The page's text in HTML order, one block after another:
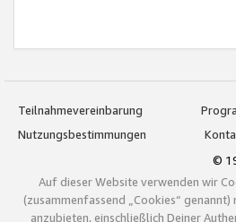
Teilnahmevereinbarung
Nutzungsbestimmungen
©
Auf dieser Website verwenden wir
(zusammenfassend „Cookies“ genannt)
anzubieten, einschließlich Deiner